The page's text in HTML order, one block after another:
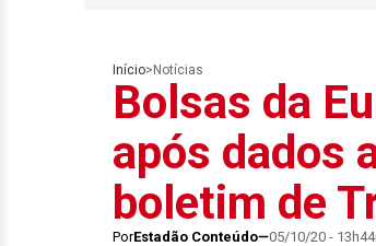
Início> Notícias
Bolsas da
após dados
boletim de
PorEstadão Conteúdo 05/10/20 -